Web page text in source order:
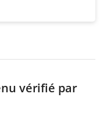
vérifié par